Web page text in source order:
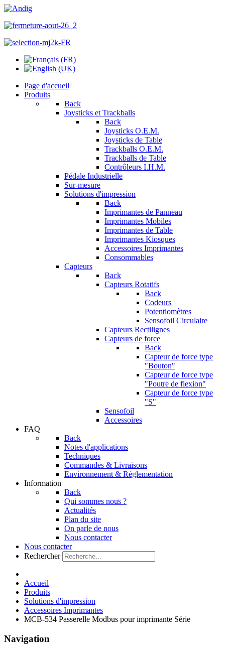
Page d'accueil
Produits
Back
Joysticks et Trackballs
Back
Joysticks O.E.M.
Joysticks de Table
Trackballs O.E.M.
Trackballs de Table
Contrôleurs I.H.M.
Pédale Industrielle
Sur-mesure
Solutions d'impression
Back
Imprimantes de Panneau
Imprimantes Mobiles
Imprimantes de Table
Imprimantes Kiosques
Accessoires Imprimantes
Consommables
Capteurs
Back
Capteurs Rotatifs
Back
Codeurs
Potentiomètres
Sensofoil Circulaire
Capteurs Rectilignes
Capteurs de force
Back
Capteur de force type
"Bouton"
Capteur de force type
"Poutre de flexion"
Capteur de force type
"S"
Sensofoil
Accessoires
FAQ
Back
Notes d'applications
Techniques
Commandes & Livraisons
Environnement & Réglementation
Information
Back
Qui sommes nous ?
Actualités
Plan du site
On parle de nous
Nous contacter
Nous contacter
Rechercher
Accueil
Produits
Solutions d'impression
Accessoires Imprimantes
MCB-534 Passerelle Modbus pour imprimante Série
Navigation